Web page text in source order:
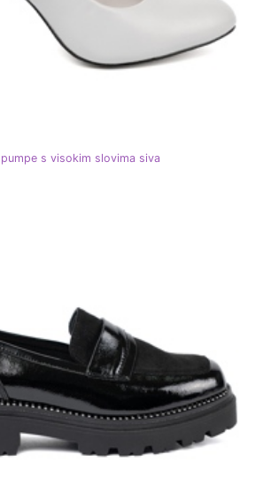
s visokim slovima siva